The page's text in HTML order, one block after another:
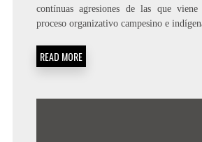
contínuas agresiones de las que
proceso organizativo campesino e
READ MORE